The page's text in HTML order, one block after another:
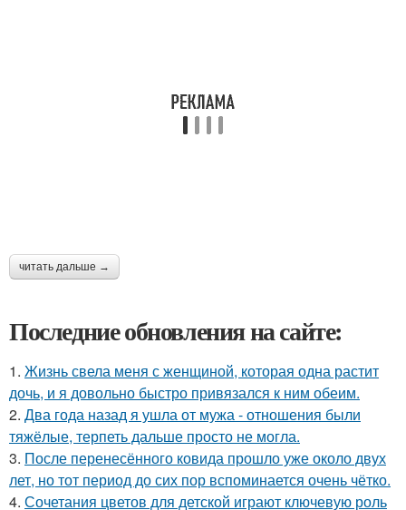
читать дальше →
Последние обновления на сайте:
1. Жизнь свела меня с женщиной, которая одна растит
дочь, и я довольно быстро привязался к ним обеим.
2. Два года назад я ушла от мужа - отношения были
тяжёлые, терпеть дальше просто не могла.
3. После перенесённого ковида прошло уже около двух
лет, но тот период до сих пор вспоминается очень чётко.
4. Сочетания цветов для детской играют ключевую роль